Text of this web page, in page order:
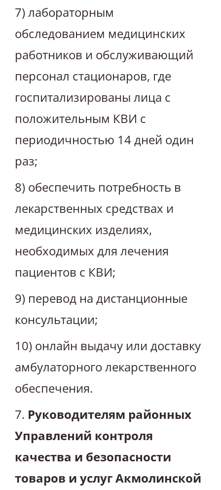
7) лабораторным
обследованием медицинских
работников и обслуживающий
персонал стационаров, где
госпитализированы лица с
положительным КВИ с
периодичностью 14 дней один
раз;
8) обеспечить потребность в
лекарственных средствах и
медицинских изделиях,
необходимых для лечения
пациентов с КВИ;
9) перевод на дистанционные
консультации;
10) онлайн выдачу или доставку
амбулаторного лекарственного
обеспечения.
7. Руководителям районных
Управлений контроля
качества и безопасности
товаров и услуг Акмолинской